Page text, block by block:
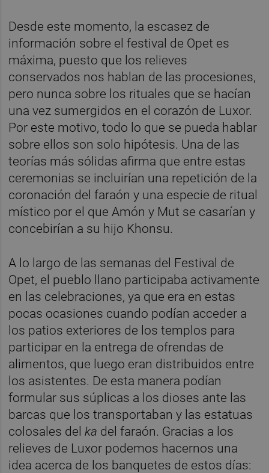
Desde este momento, la escasez de
información sobre el festival de Opet es
máxima, puesto que los relieves
conservados nos hablan de las procesiones,
pero nunca sobre los rituales que se hacían
una vez sumergidos en el corazón de Luxor.
Por este motivo, todo lo que se pueda hablar
sobre ellos son solo hipótesis. Una de las
teorías más sólidas afirma que entre estas
ceremonias se incluirían una repetición de la
coronación del faraón y una especie de ritual
místico por el que Amón y Mut se casarían y
concebirían a su hijo Khonsu.
A lo largo de las semanas del Festival de
Opet, el pueblo llano participaba activamente
en las celebraciones, ya que era en estas
pocas ocasiones cuando podían acceder a
los patios exteriores de los templos para
participar en la entrega de ofrendas de
alimentos, que luego eran distribuidos entre
los asistentes. De esta manera podían
formular sus súplicas a los dioses ante las
barcas que los transportaban y las estatuas
colosales delka del faraón. Gracias a los
relieves de Luxor podemos hacernos una
idea acerca de los banquetes de estos días: